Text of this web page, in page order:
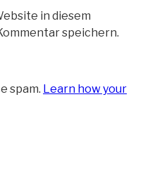
in diesem
speichern.
spam. Learn how your